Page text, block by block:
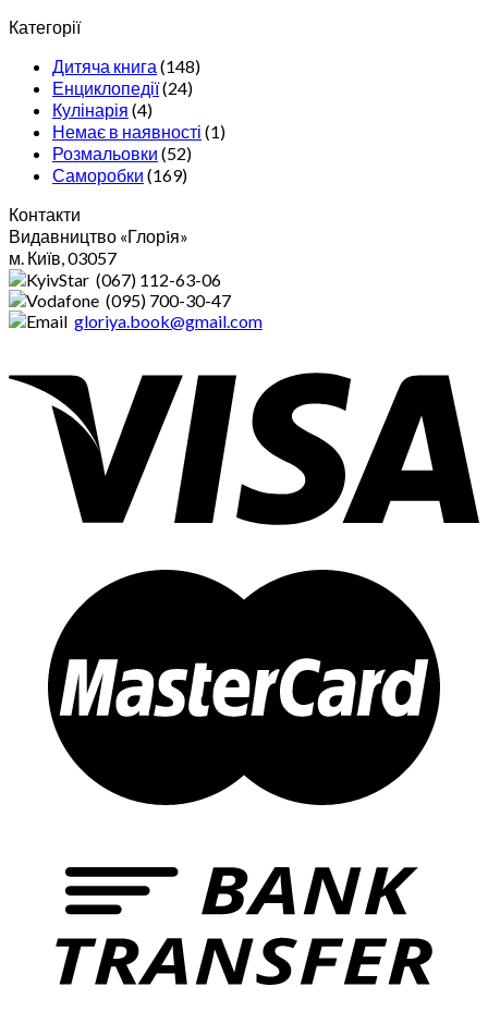
Категорії
Дитяча книга (148)
Енциклопедії(24)
Кулінарія (4)
Немає в наявності (1)
Розмальовки (52)
Саморобки (169)
Контакти
Видавництво «Глорiя»
м. Київ, 03057
(067) 112-63-06
(095) 700-30-47
gloriya.book@gmail.com